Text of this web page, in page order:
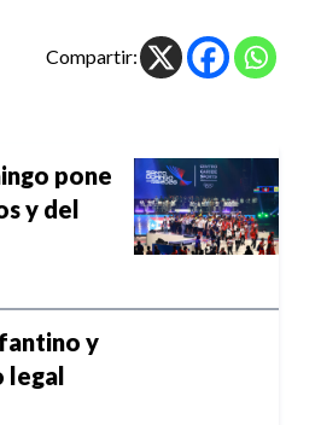
Compartir:
pone
y del
y
legal